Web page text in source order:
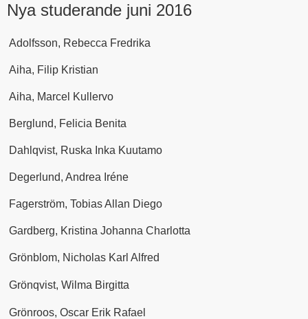
Nya studerande juni 2016
Adolfsson, Rebecca Fredrika
Aiha, Filip Kristian
Aiha, Marcel Kullervo
Berglund, Felicia Benita
Dahlqvist, Ruska Inka Kuutamo
Degerlund, Andrea Iréne
Fagerström, Tobias Allan Diego
Gardberg, Kristina Johanna Charlotta
Grönblom, Nicholas Karl Alfred
Grönqvist, Wilma Birgitta
Grönroos, Oscar Erik Rafael